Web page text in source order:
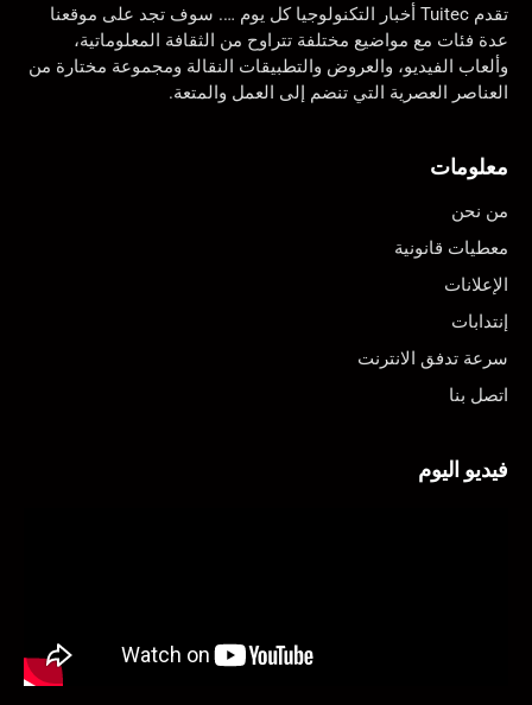
تقدم Tuitec أخبار التكنولوجيا كل يوم …. سوف تجد على موقعنا
عدة فئات مع مواضيع مختلفة تتراوح من الثقافة المعلوماتية،
وألعاب الفيديو، والعروض والتطبيقات النقالة ومجموعة مختارة من
العناصر العصرية التي تنضم إلى العمل والمتعة.
معلومات
من نحن
معطيات قانونية
الإعلانات
إنتدابات
سرعة تدفق الانترنت
اتصل بنا
فيديو اليوم